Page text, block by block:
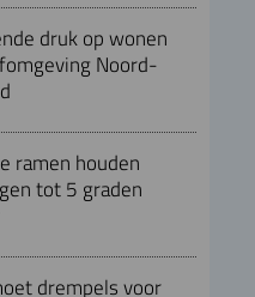
druk op wonen
Noord-
ramen houden
tot 5 graden
drempels voor